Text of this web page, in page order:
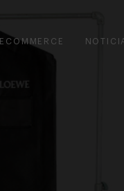
ECOMMERCE